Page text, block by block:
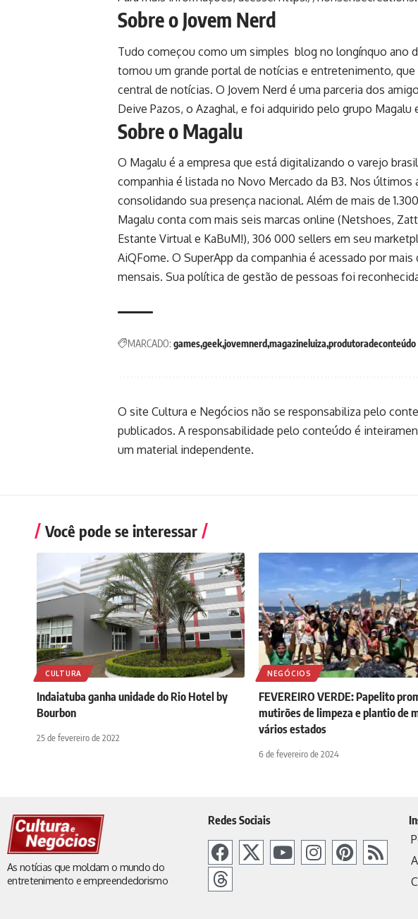
Sobre o Jovem Nerd
Tudo começou como um simples blog no longínquo ano
tornou um grande portal de notícias e entretenimento,
central de notícias. O Jovem Nerd é uma parceria dos
Deive Pazos, o Azaghal, e foi adquirido pelo grupo Magalu
Sobre o Magalu
O Magalu é a empresa que está digitalizando o varejo
companhia é listada no Novo Mercado da B3. Nos últimos
consolidando sua presença nacional. Além de mais de
Magalu conta com mais seis marcas online (Netshoes,
Estante Virtual e KaBuM!), 306 000 sellers em seu
AiQFome. O SuperApp da companhia é acessado por
mensais. Sua política de gestão de pessoas foi
MARCADO: gamesgeekjovemnerd magazineluiza produtoradeconteúdo
O site Cultura e Negócios não se responsabiliza pelo
publicados. A responsabilidade pelo conteúdo é
um material independente.
Você pode se interessar
CULTURA
Indaiatuba ganha unidade do Rio Hotel by
Bourbon
25 de fevereiro de 2022
NEGÓCIOS
FEVEREIRO VERDE: Papelito
mutirões de limpeza e plantio de
vários estados
6 de fevereiro de 2024
As notícias que moldam o mundo do
entretenimento e empreendedorismo
Redes Sociais